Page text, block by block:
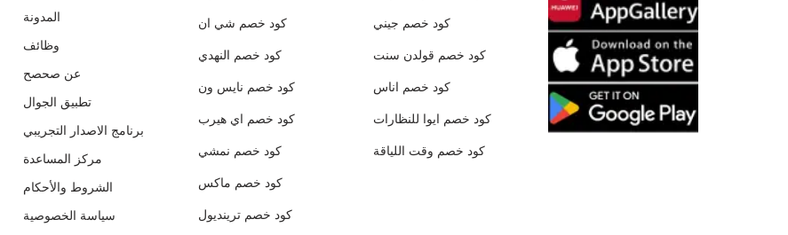
المدونة
وظائف
عن صحصح
تطبيق الجوال
برنامج الاصدار التجريبي
مركز المساعدة
الشروط والأحكام
سياسة الخصوصية
كود خصم شي ان
كود خصم النهدي
كود خصم نايس ون
كود خصم اي هيرب
كود خصم نمشي
كود خصم ماكس
كود خصم ترينديول
كود خصم جيني
كود خصم قولدن سنت
كود خصم اناس
كود خصم ايوا للنظارات
كود خصم وقت اللياقة